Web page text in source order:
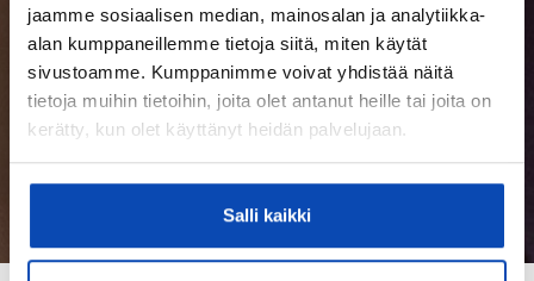
jaamme sosiaalisen median, mainosalan ja analytiikka-
alan kumppaneillemme tietoja siitä, miten käytät
sivustoamme. Kumppanimme voivat yhdistää näitä
tietoja muihin tietoihin, joita olet antanut heille tai joita on
kerätty, kun olet käyttänyt heidän palvelujaan.
Salli kaikki